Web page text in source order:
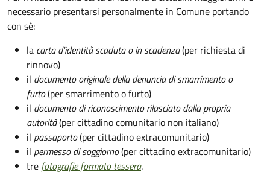
necessario presentarsi personalmente in Comune portando
con sè:
la carta d'identità scaduta o in scadenza(per richiesta di
rinnovo)
il documento originale della denuncia di smarrimento o
furto(per smarrimento o furto)
il documento di riconoscimento rilasciato dalla propria
autorità(per cittadino comunitario non italiano)
il passaporto(per cittadino extracomunitario)
il permesso di soggiorno(per cittadino extracomunitario)
tre fotografie formato tessera.